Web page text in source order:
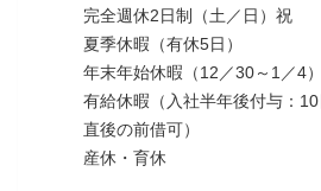
完全週休2日制（土／日）祝
夏季休暇（有休5日）
年末年始休暇（12／30～1／4）
有給休暇（入社半年後付与：
直後の前借可）
産休・育休